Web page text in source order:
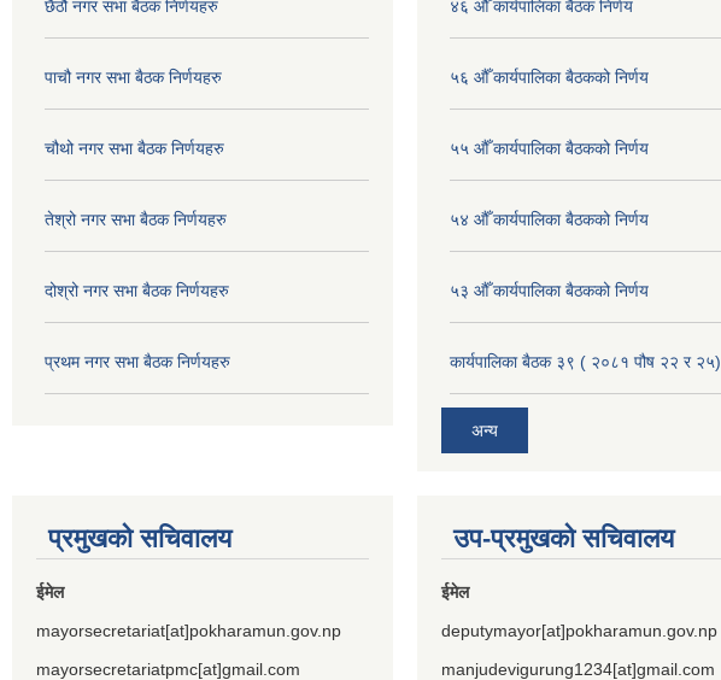
छैठौ नगर सभा बैठक निर्णयहरु
पाचौ नगर सभा बैठक निर्णयहरु
चौथो नगर सभा बैठक निर्णयहरु
तेश्रो नगर सभा बैठक निर्णयहरु
दोश्रो नगर सभा बैठक निर्णयहरु
प्रथम नगर सभा बैठक निर्णयहरु
४६ औँ कार्यपालिका बैठक निर्णय
५६ औँ कार्यपालिका बैठकको निर्णय
५५ औँ कार्यपालिका बैठकको निर्णय
५४ औँ कार्यपालिका बैठकको निर्णय
५३ औँ कार्यपालिका बैठकको निर्णय
कार्यपालिका बैठक ३९ ( २०८१ पौष २२ र २५)
अन्य
प्रमुखको सचिवालय
ईमेल
mayorsecretariat[at]pokharamun.gov.np
mayorsecretariatpmc[at]gmail.com
उप-प्रमुखको सचिवालय
ईमेल
deputymayor[at]pokharamun.gov.np
manjudevigurung1234[at]gmail.com